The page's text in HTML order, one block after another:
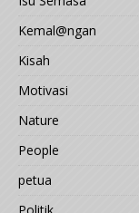
Kemal@ngan
Kisah
Motivasi
Nature
People
petua